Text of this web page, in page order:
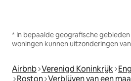
* In bepaalde geografische
woningen kunnen uitzonderingen
Airbnb Verenigd Koninkrijk
Roston Verblijven van een